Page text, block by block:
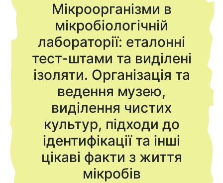
Мікроорганізми в
мікробіологічній
лабораторії: еталонні
тест-штами та виділені
ізоляти. Організація та
ведення музею,
виділення чистих
культур, підходи до
ідентифікації та інші
цікаві факти з життя
мікробів